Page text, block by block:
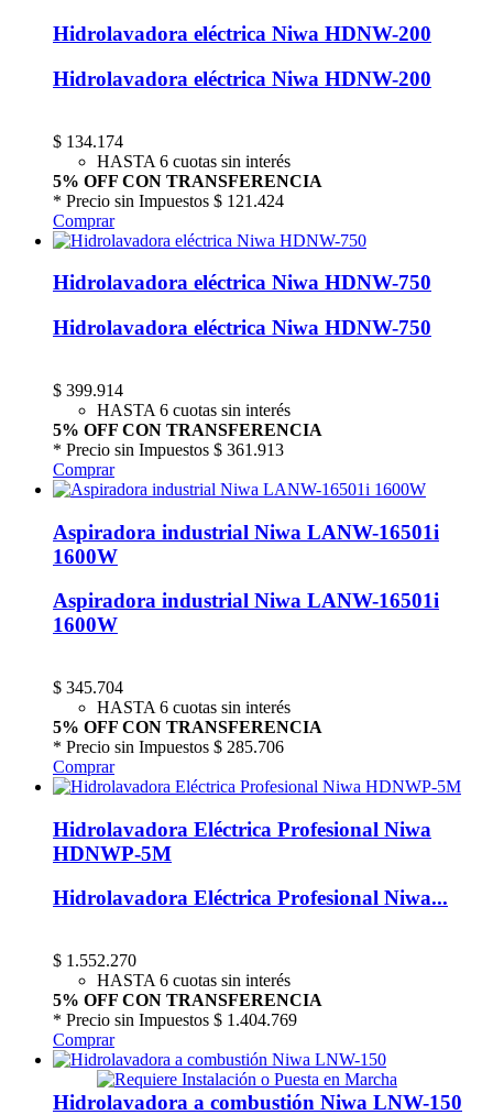
Hidrolavadora eléctrica Niwa HDNW-200
Hidrolavadora eléctrica Niwa HDNW-200
$ 134.174
HASTA 6 cuotas sin interés
5% OFF CON TRANSFERENCIA
* Precio sin Impuestos $ 121.424
Comprar
Hidrolavadora eléctrica Niwa HDNW-750
Hidrolavadora eléctrica Niwa HDNW-750
$ 399.914
HASTA 6 cuotas sin interés
5% OFF CON TRANSFERENCIA
* Precio sin Impuestos $ 361.913
Comprar
Aspiradora industrial Niwa LANW-16501i
1600W
Aspiradora industrial Niwa LANW-16501i
1600W
$ 345.704
HASTA 6 cuotas sin interés
5% OFF CON TRANSFERENCIA
* Precio sin Impuestos $ 285.706
Comprar
Hidrolavadora Eléctrica Profesional Niwa
HDNWP-5M
Hidrolavadora Eléctrica Profesional Niwa...
$ 1.552.270
HASTA 6 cuotas sin interés
5% OFF CON TRANSFERENCIA
* Precio sin Impuestos $ 1.404.769
Comprar
Hidrolavadora a combustión Niwa LNW-150